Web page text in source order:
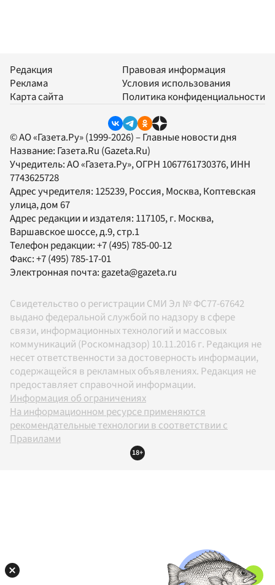
Редакция
Реклама
Карта сайта
Правовая информация
Условия использования
Политика конфиденциальности
© АО «Газета.Ру» (1999-2026) – Главные новости дня
Название: Газета.Ru (Gazeta.Ru)
Учредитель:АО «Газета.Ру», ОГРН 1067761730376, ИНН
7743625728
Адрес учредителя: 125239, Россия, Москва, Коптевская
улица, дом 67
Адрес редакции и издателя: 117105, г. Москва,
Варшавское шоссе, д.9, стр.1
Телефон редакции:+7 (495) 785-00-12
Факс:+7 (495) 785-17-01
Электронная почта:gazeta@gazeta.ru
Свидетельство о регистрации СМИ Эл № ФС77-67642
выдано федеральной службой по надзору в сфере
связи, информационных технологий и массовых
коммуникаций (Роскомнадзор) 10.11.2016 г. Редакция не
несет ответственности за достоверность информации,
содержащейся в рекламных объявлениях. Редакция не
предоставляет справочной информации.
Информация об ограничениях
На информационном ресурсе применяются
рекомендательные технологии в соответствии с
Правилами
18+